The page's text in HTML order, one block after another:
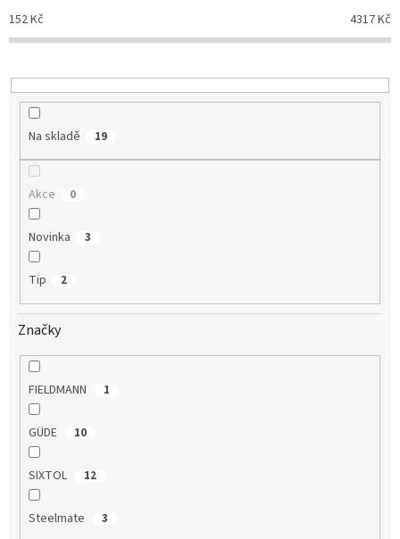
p
r
o
u
152Kč 4317Kč
Na skladě 19
Akce 0
Novinka 3
Tip 2
Značky
FIELDMANN 1
GÜDE 10
SIXTOL 12
Steelmate 3